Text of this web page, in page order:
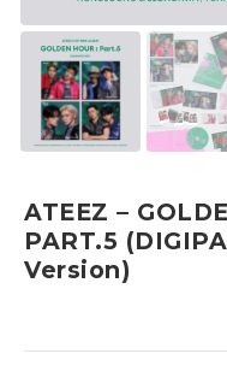
ATEEZ –
PART.5
Version)